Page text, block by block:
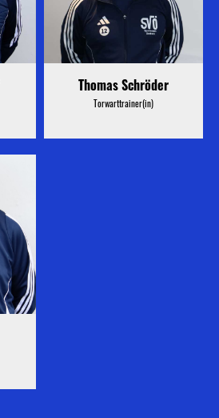
Thomas Schröder
Torwarttrainer(in)